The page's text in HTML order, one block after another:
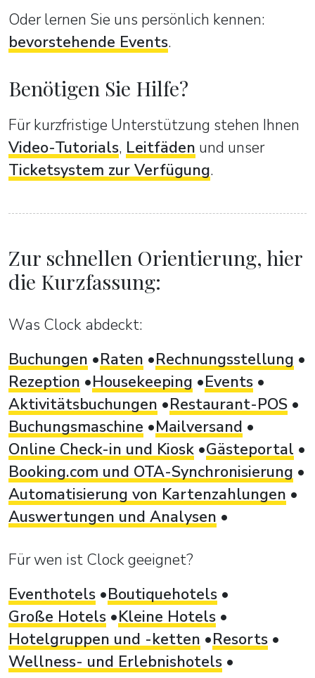
Oder lernen Sie uns persönlich kennen:
bevorstehende Events.
Benötigen Sie Hilfe?
Für kurzfristige Unterstützung stehen Ihnen
Video-Tutorials, Leitfäden und unser
Ticketsystem zur Verfügung.
Zur schnellen Orientierung, hier
die Kurzfassung:
Was Clock abdeckt:
Buchungen
Raten
Rechnungsstellung
Rezeption
Housekeeping
Events
Aktivitätsbuchungen
Restaurant-POS
Buchungsmaschine
Mailversand
Online Check-in und Kiosk Gästeportal
Booking.com und OTA-Synchronisierung
Automatisierung von Kartenzahlungen
Auswertungen und Analysen
Für wen ist Clock geeignet?
Eventhotels
Boutiquehotels
Große Hotels
Kleine Hotels
Hotelgruppen und -ketten
Resorts
Wellness- und Erlebnishotels